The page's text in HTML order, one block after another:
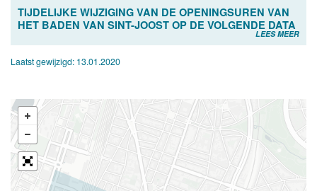
TIJDELIJKE WIJZIGING VAN DE OPENINGSUREN VAN
HET BADEN VAN SINT-JOOST OP DE VOLGENDE DATA
LEES MEER
Laatst gewijzigd: 13.01.2020